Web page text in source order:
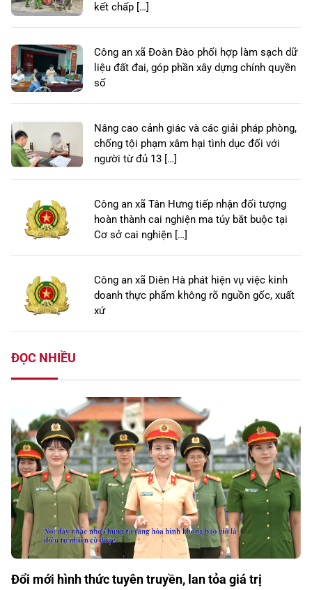
kết chấp […]
Công an xã Đoàn Đào phối hợp làm sạch dữ
liệu đất đai, góp phần xây dựng chính quyền
số
Nâng cao cảnh giác và các giải pháp phòng,
chống tội phạm xâm hại tình dục đối với
người từ đủ 13 […]
Công an xã Tân Hưng tiếp nhận đối tượng
hoàn thành cai nghiện ma túy bắt buộc tại
Cơ sở cai nghiện […]
Công an xã Diên Hà phát hiện vụ việc kinh
doanh thực phẩm không rõ nguồn gốc, xuất
xứ
ĐỌC NHIỀU
Đổi mới hình thức tuyên truyền, lan tỏa giá trị